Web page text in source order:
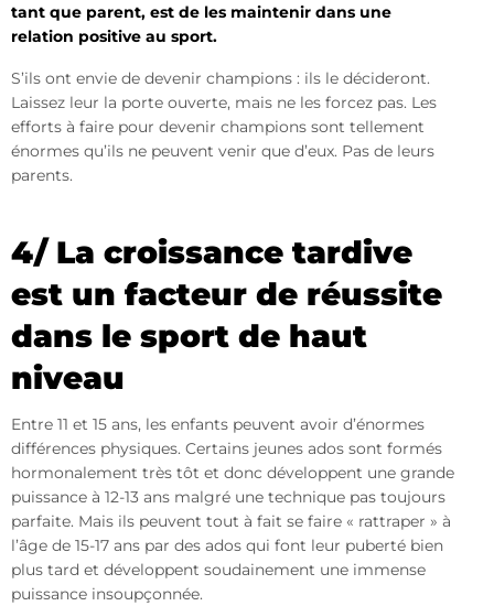
tant que parent, est de les maintenir dans une
relation positive au sport.
S’ils ont envie de devenir champions : ils le décideront.
Laissez leur la porte ouverte, mais ne les forcez pas. Les
efforts à faire pour devenir champions sont tellement
énormes qu’ils ne peuvent venir que d’eux. Pas de leurs
parents.
4/ La croissance tardive
est un facteur de réussite
dans le sport de haut
niveau
Entre 11 et 15 ans, les enfants peuvent avoir d’énormes
différences physiques. Certains jeunes ados sont formés
hormonalement très tôt et donc développent une grande
puissance à 12-13 ans malgré une technique pas toujours
parfaite. Mais ils peuvent tout à fait se faire « rattraper » à
l’âge de 15-17 ans par des ados qui font leur puberté bien
plus tard et développent soudainement une immense
puissance insoupçonnée.